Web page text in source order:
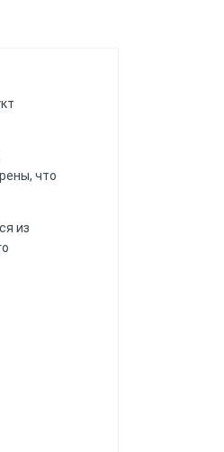
что
из